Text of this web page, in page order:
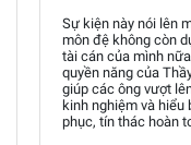
Sự kiện này nói lên
môn đệ không còn
tài cán của mình
quyền năng của
giúp các ông vượt
kinh nghiệm và hiểu
phục, tín thác hoàn